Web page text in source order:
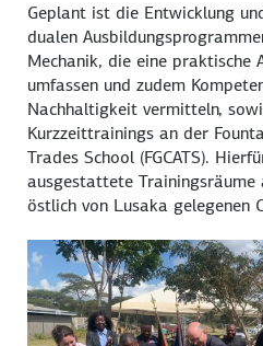
Geplant ist die Entwicklung
dualen
Mechanik, die eine praktische
umfassen und zudem
Nachhaltigkeit vermitteln,
Kurzzeittrainings an der
Trades School (FGCATS).
ausgestattete Trainingsräume
östlich von Lusaka gelegenen